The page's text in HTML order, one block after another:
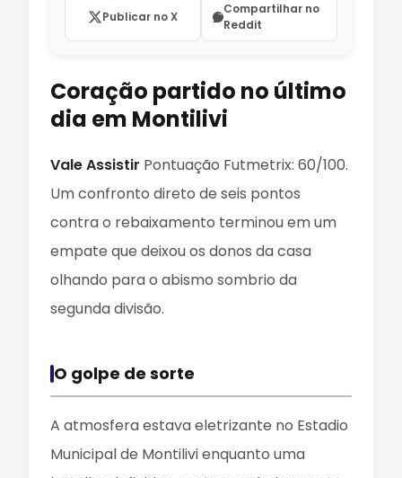
Publicar no X
Compartilhar no
Reddit
Coração partido no último
dia em Montilivi
Vale Assistir Pontuação Futmetrix: 60/100.
Um confronto direto de seis pontos
contra o rebaixamento terminou em um
empate que deixou os donos da casa
olhando para o abismo sombrio da
segunda divisão.
O golpe de sorte
A atmosfera estava eletrizante no Estadio
Municipal de Montilivi enquanto uma